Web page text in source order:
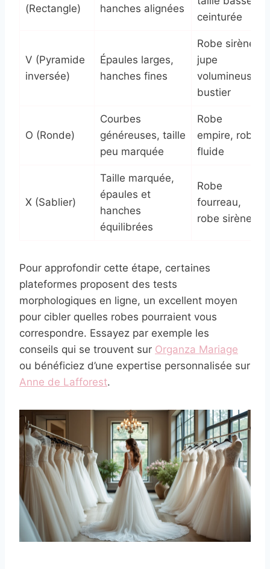
(Rectangle) hanches alignées
ceinturée
V (Pyramide
inversée)
Épaules larges,
hanches fines
Robe sirène,
jupe
volumineuse,
bustier
O (Ronde)
Courbes
généreuses, taille
peu marquée
Robe
empire, robe
fluide
X (Sablier)
Taille marquée,
épaules et
hanches
équilibrées
Robe
fourreau,
robe sirène
Pour approfondir cette étape, certaines
plateformes proposent des tests
morphologiques en ligne, un excellent moyen
pour cibler quelles robes pourraient vous
correspondre. Essayez par exemple les
conseils qui se trouvent sur Organza Mariage
ou bénéficiez d’une expertise personnalisée sur
Anne de Lafforest.